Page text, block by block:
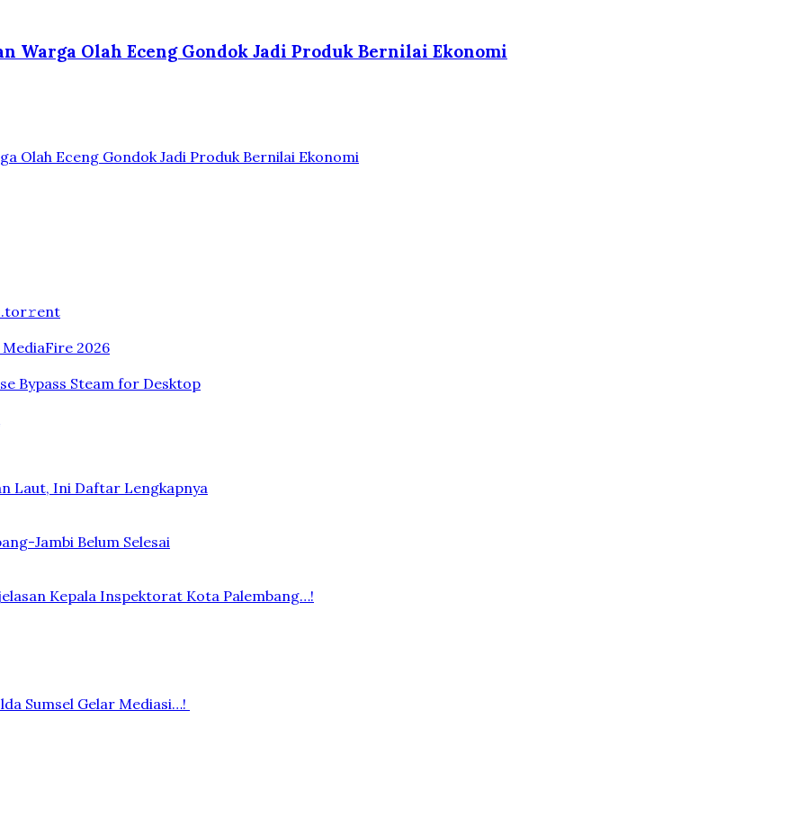
Warga Olah Eceng Gondok Jadi Produk Bernilai Ekonomi
Olah Eceng Gondok Jadi Produk Bernilai Ekonomi
.tоr𝚛еnt
MediaFire 2026
Bypass Steam for Desktop
Laut, Ini Daftar Lengkapnya
Jambi Belum Selesai
Kepala Inspektorat Kota Palembang…!
Sumsel Gelar Mediasi…!